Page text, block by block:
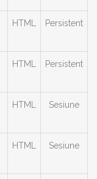
HTML Persistent
HTML Persistent
HTML Sesiune
HTML Sesiune